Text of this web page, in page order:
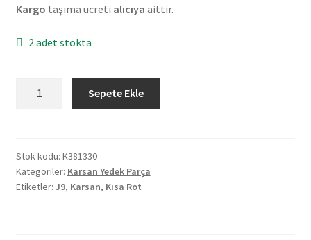
Kargo taşıma ücreti alıcıya aittir.
2 adet stokta
Rot
(Çelik
Yataklı)
Sepete Ekle
Stok kodu: K381330
Kategoriler: Karsan Yedek Parça
Etiketler: J9, Karsan, Kısa Rot